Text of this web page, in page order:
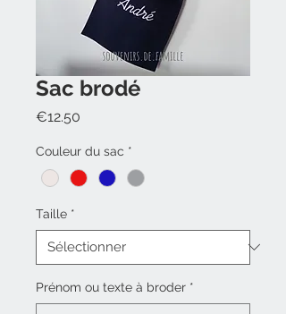
Sac brodé
€12.50
Couleur du sac *
Taille *
Prénom ou texte à broder *